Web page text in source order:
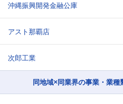
沖縄振興開発金融公庫
アスト那覇店
次郎工業
同地域×同業界の事業・業